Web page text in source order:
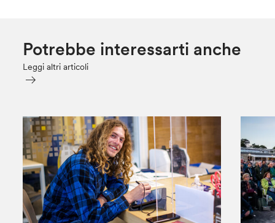
Potrebbe interessarti anche
Leggi altri articoli